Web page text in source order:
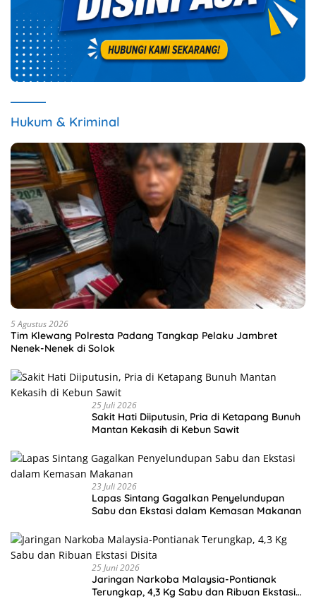
Hukum & Kriminal
5 Agustus 2026
Tim Klewang Polresta Padang Tangkap Pelaku Jambret
Nenek-Nenek di Solok
25 Juli 2026
Sakit Hati Diiputusin, Pria di Ketapang Bunuh
Mantan Kekasih di Kebun Sawit
23 Juli 2026
Lapas Sintang Gagalkan Penyelundupan
Sabu dan Ekstasi dalam Kemasan Makanan
25 Juni 2026
Jaringan Narkoba Malaysia-Pontianak
Terungkap, 4,3 Kg Sabu dan Ribuan Ekstasi